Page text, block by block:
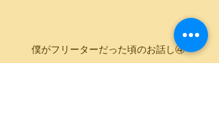
僕がフリーターだった頃のお話し④